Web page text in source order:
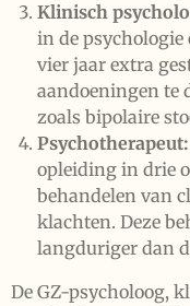
Klinisch
in de
vier jaar extra
aandoeningen te
zoals bipolaire
Psychotherapeut:
opleiding in drie
behandelen van
klachten. Deze
langduriger dan
De GZ-psycholoog,